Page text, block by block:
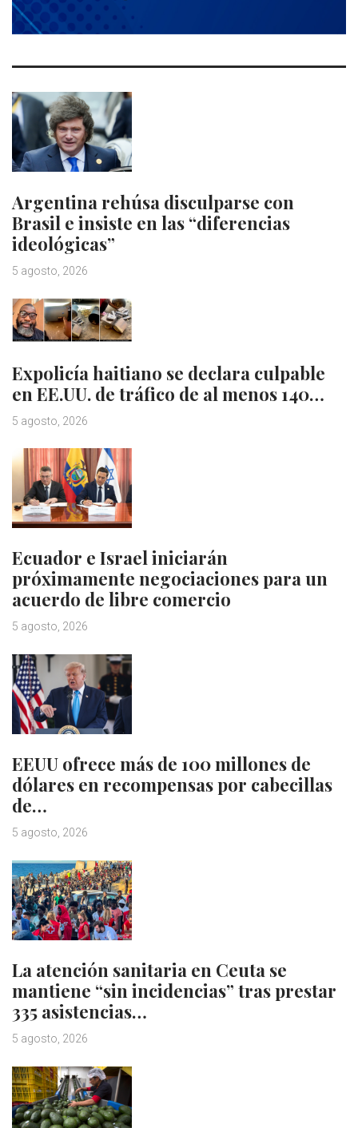
Argentina rehúsa disculparse con
Brasil e insiste en las “diferencias
ideológicas”
5 agosto, 2026
Expolicía haitiano se declara culpable
en EE.UU. de tráfico de al menos 140…
5 agosto, 2026
Ecuador e Israel iniciarán
próximamente negociaciones para un
acuerdo de libre comercio
5 agosto, 2026
EEUU ofrece más de 100 millones de
dólares en recompensas por cabecillas
de…
5 agosto, 2026
La atención sanitaria en Ceuta se
mantiene “sin incidencias” tras prestar
335 asistencias…
5 agosto, 2026